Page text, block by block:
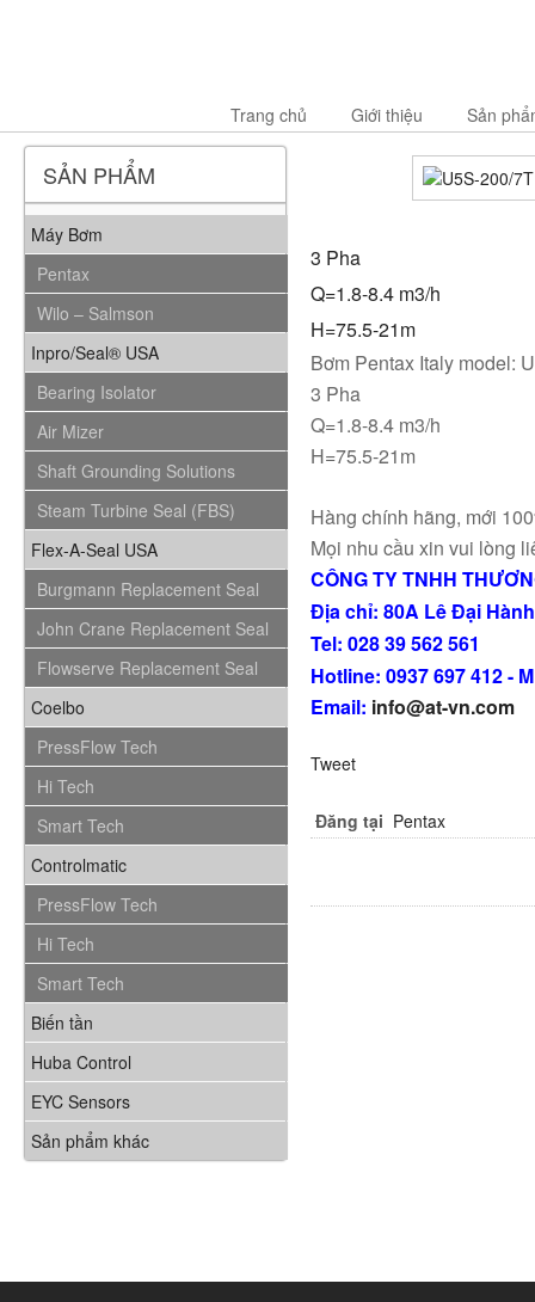
Trang chủ Giới thiệu Sản
SẢN PHẨM
Máy Bơm
Pentax
Wilo – Salmson
Inpro/Seal® USA
Bearing Isolator
Air Mizer
Shaft Grounding Solutions
Steam Turbine Seal (FBS)
Flex-A-Seal USA
Burgmann Replacement Seal
John Crane Replacement Seal
Flowserve Replacement Seal
Coelbo
PressFlow Tech
Hi Tech
Smart Tech
Controlmatic
PressFlow Tech
Hi Tech
Smart Tech
Biến tần
Huba Control
EYC Sensors
Sản phẩm khác
3 Pha
Q=1.8-8.4 m3/h
H=75.5-21m
Bơm Pentax Italy model:
3 Pha
Q=1.8-8.4 m3/h
H=75.5-21m
Hàng chính hãng, mới
Mọi nhu cầu xin vui lòng
CÔNG TY TNHH
Địa chỉ: 80A Lê Đại
Tel: 028 39 562 561
Hotline: 0937 697 412 -
Email: info@at-vn.com
Tweet
Đăng tại Pentax